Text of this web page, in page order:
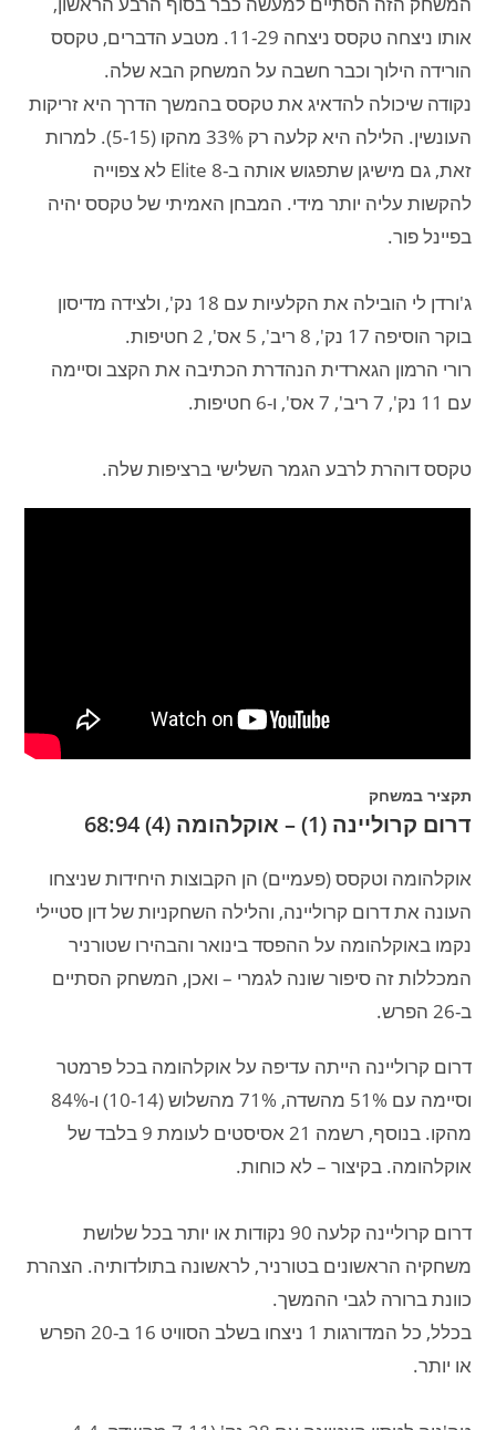
אותו ניצחה טקסס ניצחה 11-29. מטבע הדברים, טקסס
הורידה הילוך וכבר חשבה על המשחק הבא שלה.
נקודה שיכולה להדאיג את טקסס בהמשך הדרך היא זריקות
העונשין. הלילה היא קלעה רק 33% מהקו (5-15). למרות
זאת, גם מישיגן שתפגוש אותה ב-Elite 8 לא צפוייה
להקשות עליה יותר מידי. המבחן האמיתי של טקסס יהיה
בפיינל פור.
ג'ורדן לי הובילה את הקלעיות עם 18 נק', ולצידה מדיסון
בוקר הוסיפה 17 נק', 8 ריב', 5 אס', 2 חטיפות.
רורי הרמון הגארדית הנהדרת הכתיבה את הקצב וסיימה
עם 11 נק', 7 ריב', 7 אס', ו-6 חטיפות.
טקסס דוהרת לרבע הגמר השלישי ברציפות שלה.
תקציר במשחק
דרום קרוליינה (1) – אוקלהומה (4) 68:94
אוקלהומה וטקסס (פעמיים) הן הקבוצות היחידות שניצחו
העונה את דרום קרוליינה, והלילה השחקניות של דון סטיילי
נקמו באוקלהומה על ההפסד בינואר והבהירו שטורניר
המכללות זה סיפור שונה לגמרי – ואכן, המשחק הסתיים
ב-26 הפרש.
דרום קרוליינה הייתה עדיפה על אוקלהומה בכל פרמטר
וסיימה עם 51% מהשדה, 71% מהשלוש (10-14) ו-84%
מהקו. בנוסף, רשמה 21 אסיסטים לעומת 9 בלבד של
אוקלהומה. בקיצור – לא כוחות.
דרום קרוליינה קלעה 90 נקודות או יותר בכל שלושת
משחקיה הראשונים בטורניר, לראשונה בתולדותיה. הצהרת
כוונת ברורה לגבי ההמשך.
בכלל, כל המדורגות 1 ניצחו בשלב הסוויט 16 ב-20 הפרש
או יותר.